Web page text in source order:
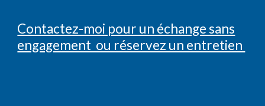
Contactez-moi pour un échange sans
engagement ou réservez un entretien